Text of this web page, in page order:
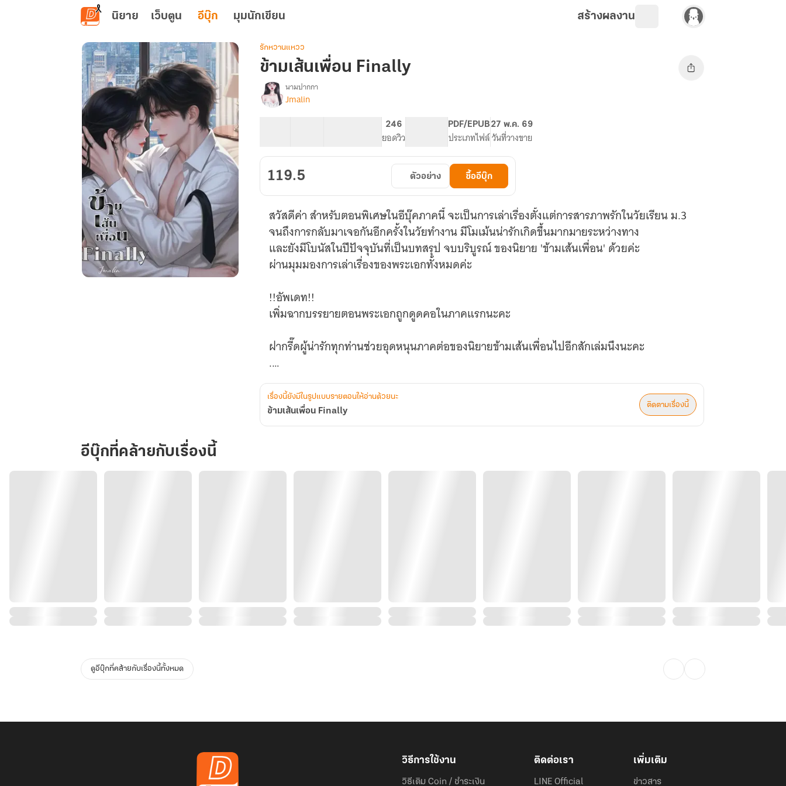
ข้ามไปยังเนื้อหาหลัก
นิยาย เว็บตูน อีบุ๊ก มุมนักเขียน สร้างผลงาน
รักหวานแหวว
ข้ามเส้นเพื่อน Finally
เรื่อง
ข้าม
นามปากกา
Jmalin
246
ยอดวิว
PDF/EPUB
ประเภทไฟล์
27 พ.ค. 69
วันที่วางขาย
119.5 ตัวอย่าง ซื้ออีบุ๊ก
สวัสดีค่า สำหรับตอนพิเศษในอีบุ๊คภาคนี้ จะเป็นการเล่าเรื่องตั้งแต่การสารภาพรักในวัยเรียน ม.3
จนถึงการกลับมาเจอกันอีกครั้งในวัยทำงาน มีโมเม้นน่ารักเกิดขึ้นมากมายระหว่างทาง
และยังมีโบนัสในปีปัจจุบันที่เป็นบทสรุป จบบริบูรณ์ ของนิยาย 'ข้ามเส้นเพื่อน' ด้วยค่ะ
ผ่านมุมมองการเล่าเรื่องของพระเอกทั้งหมดค่ะ
!!อัพเดท!!
เพิ่มฉากบรรยายตอนพระเอกถูกดูดคอในภาคแรกนะคะ
ฝากรี๊ดผู้น่ารักทุกท่านช่วยอุดหนุนภาคต่อของนิยายข้ามเส้นเพื่อนไปอีกสักเล่มนึงนะคะ
.
.
.
.
.
คุณเคยรู้สึกอยากทิ้งตัวลงไปนอนตายบนพื้นแบบไม่ต้องลุกอีกเลยมั้ยครับ?
เรื่องนี้ยังมีในรูปแบบรายตอนให้อ่านด้วยนะ
ข้ามเส้นเพื่อน Finally
ติดตามเรื่องนี้
อีบุ๊กที่คล้ายกับเรื่องนี้
ดูอีบุ๊กที่คล้ายกับเรื่องนี้ทั้งหมด
วิธีการใช้งาน
วิธีเติม Coin / ชำระเงิน
ติดต่อเรา
LINE Official
เพิ่มเติม
ข่าวสาร